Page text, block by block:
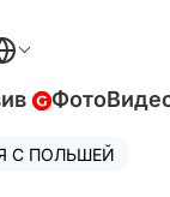
Фото
С ПОЛЬШЕЙ